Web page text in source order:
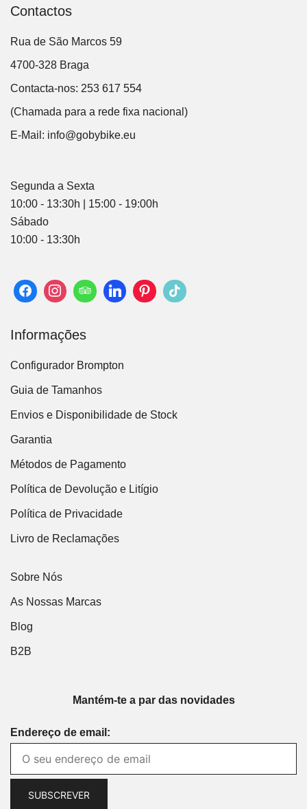
Contactos
Rua de São Marcos 59
4700-328 Braga
Contacta-nos: 253 617 554
(Chamada para a rede fixa nacional)
E-Mail: info@gobybike.eu
Segunda a Sexta
10:00 - 13:30h | 15:00 - 19:00h
Sábado
10:00 - 13:30h
Informações
Configurador Brompton
Guia de Tamanhos
Envios e Disponibilidade de Stock
Garantia
Métodos de Pagamento
Política de Devolução e Litígio
Política de Privacidade
Livro de Reclamações
Sobre Nós
As Nossas Marcas
Blog
B2B
Mantém-te a par das novidades
Endereço de email: